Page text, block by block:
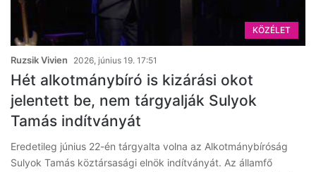
KÖZÉLET
Ruzsik Vivien 2026, június 19. 17:51
Hét alkotmánybíró is kizárási okot
jelentett be, nem tárgyalják Sulyok
Tamás indítványát
Eredetileg június 22-én tárgyalta volna az Alkotmánybíróság
Sulyok Tamás köztársasági elnök indítványát. Az államfő